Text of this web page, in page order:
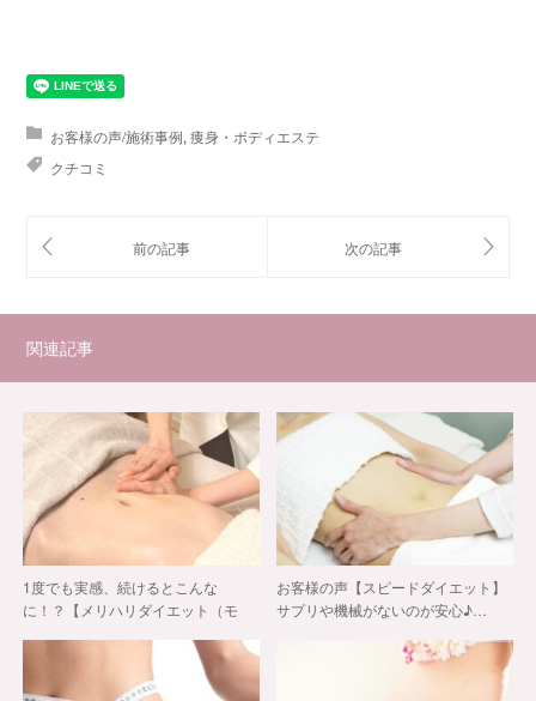
お客様の声/施術事例, 痩身・ボディエステ
クチコミ
関連記事
1度でも実感、続けるとこんな
に！？【メリハリダイエット（モ
お客様の声【スピードダイエット】
サプリや機械がないのが安心♪…